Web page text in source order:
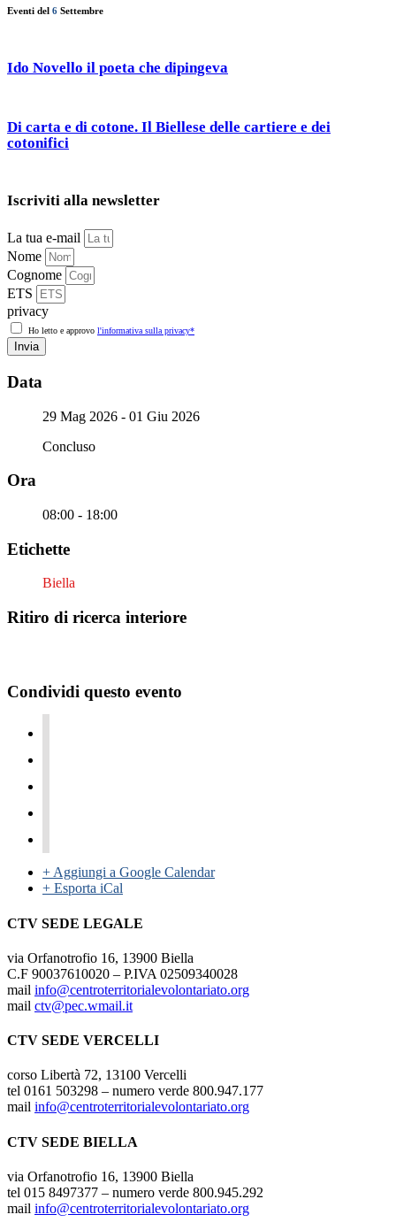
Eventi del 6 Settembre
Ido Novello il poeta che dipingeva
Di carta e di cotone. Il Biellese delle cartiere e dei
cotonifici
Iscriviti alla newsletter
La tua e-mail
Nome
Cognome
ETS
privacy
Ho letto e approvo l'informativa sulla privacy*
Invia
Data
29 Mag 2026 - 01 Giu 2026
Concluso
Ora
08:00 - 18:00
Etichette
Biella
Ritiro di ricerca interiore
Condividi questo evento
+ Aggiungi a Google Calendar
+ Esporta iCal
CTV SEDE LEGALE
via Orfanotrofio 16, 13900 Biella
C.F 90037610020 – P.IVA 02509340028
mail info@centroterritorialevolontariato.org
mail ctv@pec.wmail.it
CTV SEDE VERCELLI
corso Libertà 72, 13100 Vercelli
tel 0161 503298 – numero verde 800.947.177
mail info@centroterritorialevolontariato.org
CTV SEDE BIELLA
via Orfanotrofio 16, 13900 Biella
tel 015 8497377 – numero verde 800.945.292
mail info@centroterritorialevolontariato.org